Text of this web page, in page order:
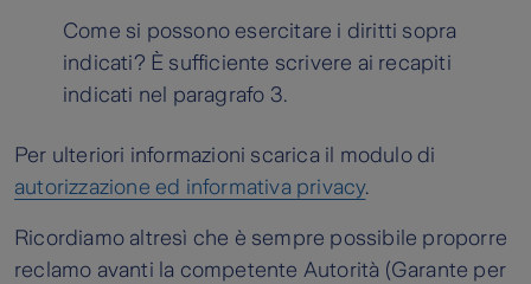
Come si possono esercitare i diritti sopra
indicati? È sufficiente scrivere ai recapiti
indicati nel paragrafo 3.
Per ulteriori informazioni scarica il modulo di
autorizzazione ed informativa privacy.
Ricordiamo altresì che è sempre possibile proporre
reclamo avanti la competente Autorità (Garante per